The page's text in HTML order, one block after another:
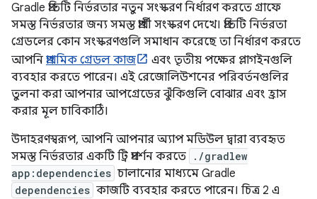
Gradle প্রতিটি নির্ভরতার নতুন সংস্করণ নির্ধারণ করতে গ্রাফে
সমস্ত নির্ভরতার জন্য সমস্ত প্রার্থী সংস্করণ দেখে। প্রতিটি নির্ভরতা
গ্রেডলের কোন সংস্করণগুলি সমাধান করেছে তা নির্ধারণ করতে
আপনি প্রাথমিক গ্রেডল কাজ
এবং তৃতীয় পক্ষের প্লাগইনগুলি
ব্যবহার করতে পারেন। এই রেজোলিউশনের পরিবর্তনগুলির
তুলনা করা আপনার আপগ্রেডের ঝুঁকিগুলি বোঝার এবং হ্রাস
করার মূল চাবিকাঠি।
উদাহরণস্বরূপ, আপনি আপনার অ্যাপ মডিউল দ্বারা ব্যবহৃত
সমস্ত নির্ভরতার একটি ট্রি প্রদর্শন করতে
./gradlew
app:dependencies চালানোর মাধ্যমে Gradle
dependencies কাজটি ব্যবহার করতে পারেন। চিত্র 2 এ